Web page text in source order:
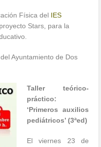
Física del IES
Stars, para la
Ayuntamiento de Dos
Taller teórico-
práctico:
‘Primeros auxilios
pediátricos’ (3ªed)
El viernes 23 de